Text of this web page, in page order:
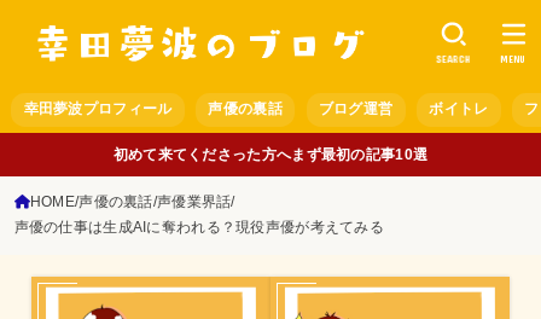
幸田夢波プロフィール 声優の裏話 ブログ運営 ボイトレ
SEARCH MENU
初めて来てくださった方へまず最初の記事10選
HOME 声優の裏話 声優業界話
声優の仕事は生成AIに奪われる？現役声優が考えてみる